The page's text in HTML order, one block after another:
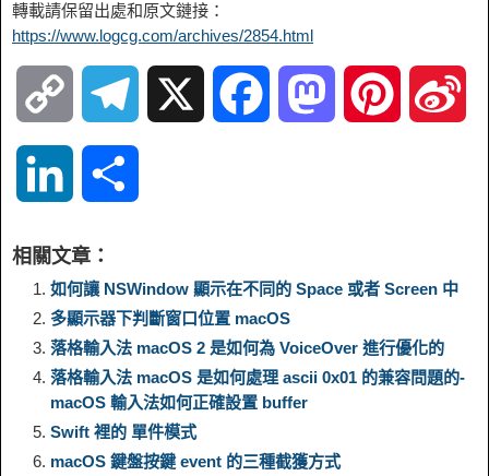
轉載請保留出處和原文鏈接：
https://www.logcg.com/archives/2854.html
o
y
L
i
n
g
r
a
b
o d r
n
k
e
d
a
r
e
相關文章：
如何讓 NSWindow 顯示在不同的 Space 或者 Screen 中
多顯示器下判斷窗口位置 macOS
落格輸入法 macOS 2 是如何為 VoiceOver 進行優化的
落格輸入法 macOS 是如何處理 ascii 0x01 的兼容問題的-
macOS 輸入法如何正確設置 buffer
Swift 裡的 單件模式
macOS 鍵盤按鍵 event 的三種截獲方式